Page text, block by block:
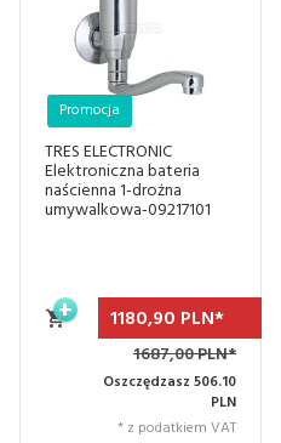
TRES ELECTRONIC
Elektroniczna bateria
naścienna 1-drożna
umywalkowa-09217101
Promocja
1180,90 PLN*
1687,00 PLN*
Oszczędzasz 506.10
PLN
* z podatkiem VAT